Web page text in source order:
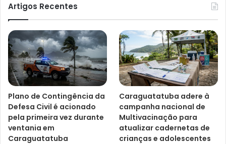
Artigos Recentes
Plano de Contingência da
Defesa Civil é acionado
pela primeira vez durante
ventania em
Caraguatatuba
Caraguatatuba adere à
campanha nacional de
Multivacinação para
atualizar cadernetas de
crianças e adolescentes